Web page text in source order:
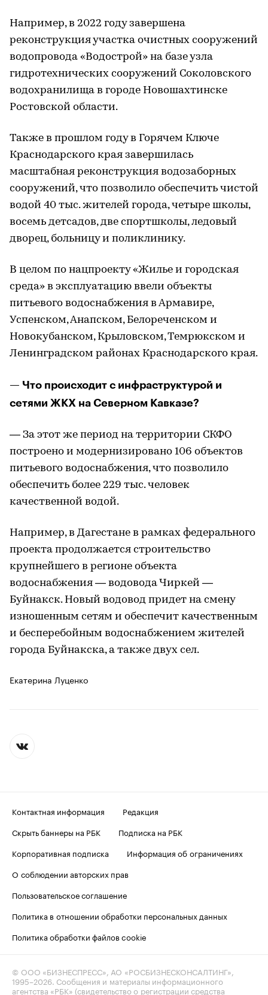
Например, в 2022 году завершена
реконструкция участка очистных сооружений
водопровода «Водострой» на базе узла
гидротехнических сооружений Соколовского
водохранилища в городе Новошахтинске
Ростовской области.
Также в прошлом году в Горячем Ключе
Краснодарского края завершилась
масштабная реконструкция водозаборных
сооружений, что позволило обеспечить чистой
водой 40 тыс. жителей города, четыре школы,
восемь детсадов, две спортшколы, ледовый
дворец, больницу и поликлинику.
В целом по нацпроекту «Жилье и городская
среда» в эксплуатацию ввели объекты
питьевого водоснабжения в Армавире,
Успенском, Анапском, Белореченском и
Новокубанском, Крыловском, Темрюкском и
Ленинградском районах Краснодарского края.
— Что происходит с инфраструктурой и
сетями ЖКХ на Северном Кавказе?
— За этот же период на территории СКФО
построено и модернизировано 106 объектов
питьевого водоснабжения, что позволило
обеспечить более 229 тыс. человек
качественной водой.
Например, в Дагестане в рамках федерального
проекта продолжается строительство
крупнейшего в регионе объекта
водоснабжения — водовода Чиркей —
Буйнакск. Новый водовод придет на смену
изношенным сетям и обеспечит качественным
и бесперебойным водоснабжением жителей
города Буйнакска, а также двух сел.
Екатерина Луценко
Контактная информация
Редакция
Скрыть баннеры на РБК
Подписка на РБК
Корпоративная подписка
Информация об ограничениях
О соблюдении авторских прав
Пользовательское соглашение
Политика в отношении обработки персональных данных
Политика обработки файлов cookie
© ООО «БИЗНЕСПРЕСС», АО «РОСБИЗНЕСКОНСАЛТИНГ»,
1995–2026 . Сообщения и материалы информационного
агентства «РБК» (свидетельство о регистрации средства